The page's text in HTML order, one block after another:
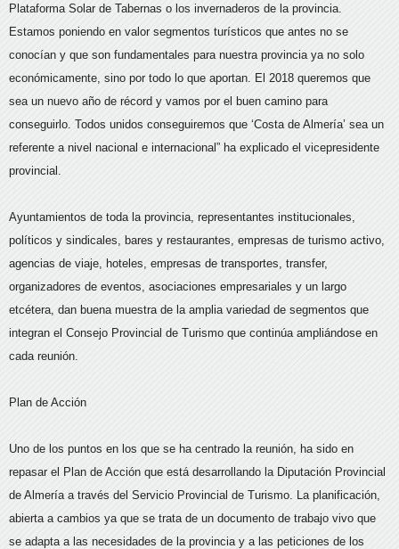
Plataforma Solar de Tabernas o los invernaderos de la provincia.
Estamos poniendo en valor segmentos turísticos que antes no se
conocían y que son fundamentales para nuestra provincia ya no solo
económicamente, sino por todo lo que aportan. El 2018 queremos que
sea un nuevo año de récord y vamos por el buen camino para
conseguirlo. Todos unidos conseguiremos que ‘Costa de Almería’ sea un
referente a nivel nacional e internacional” ha explicado el vicepresidente
provincial.
Ayuntamientos de toda la provincia, representantes institucionales,
políticos y sindicales, bares y restaurantes, empresas de turismo activo,
agencias de viaje, hoteles, empresas de transportes, transfer,
organizadores de eventos, asociaciones empresariales y un largo
etcétera, dan buena muestra de la amplia variedad de segmentos que
integran el Consejo Provincial de Turismo que continúa ampliándose en
cada reunión.
Plan de Acción
Uno de los puntos en los que se ha centrado la reunión, ha sido en
repasar el Plan de Acción que está desarrollando la Diputación Provincial
de Almería a través del Servicio Provincial de Turismo. La planificación,
abierta a cambios ya que se trata de un documento de trabajo vivo que
se adapta a las necesidades de la provincia y a las peticiones de los